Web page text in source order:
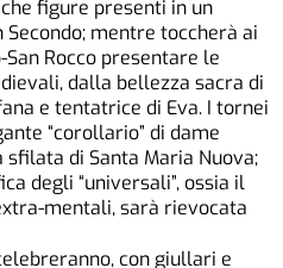
figure presenti in un
mentre toccherà ai
Rocco presentare le
dalla bellezza sacra di
e tentatrice di Eva. I tornei
“corollario” di dame
di Santa Maria Nuova;
degli “universali”, ossia il
mentali, sarà rievocata
con giullari e